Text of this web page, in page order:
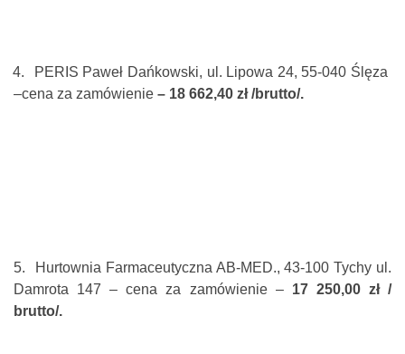
PERIS Paweł Dańkowski, ul. Lipowa 24, 55-040 Ślęza
–cena za zamówienie – 18 662,40 zł /brutto/.
Hurtownia Farmaceutyczna AB-MED., 43-100 Tychy ul.
Damrota 147 – cena za zamówienie – 17 250,00 zł /
brutto/.